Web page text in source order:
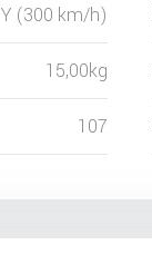
Y (300 km/h)
15,00kg
107